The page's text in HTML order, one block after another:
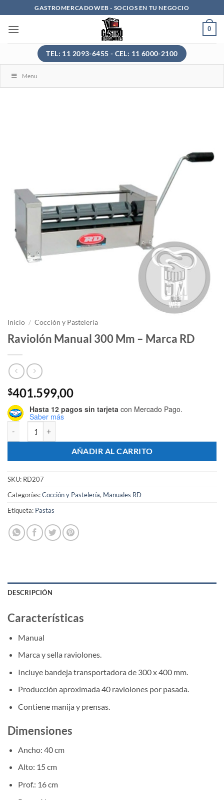
al
contenido
GASTROMERCADOWEB - SOCIOS EN TU NEGOCIO
0
TEL: 11 2093-6455 - CEL: 11 6000-2100
Menu
Inicio / Cocción y Pastelería
Raviolón Manual 300 Mm – Marca RD
$401.599,00
Hasta 12 pagos sin tarjeta con Mercado Pago.
Saber más
AÑADIR AL CARRITO
SKU: RD207
Categorías:Cocción y Pastelería, Manuales RD
Etiqueta: Pastas
DESCRIPCIÓN
Características
Manual
Marca y sella raviolones.
Incluye bandeja transportadora de 300 x 400 mm.
Producción aproximada 40 raviolones por pasada.
Contiene manija y prensas.
Dimensiones
Ancho: 40 cm
Alto: 15 cm
Prof.: 16 cm